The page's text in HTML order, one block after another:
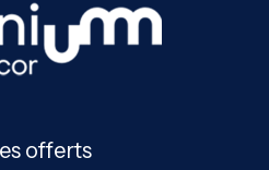
offerts